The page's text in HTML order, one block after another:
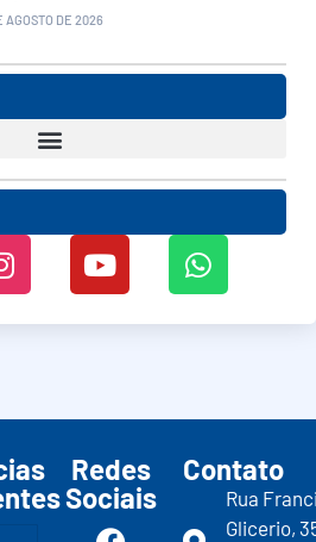
AGOSTO DE 2026
Redes
Sociais
Contato
Rua
Glicerio,